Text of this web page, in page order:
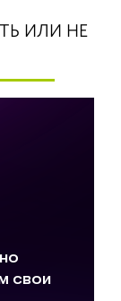
ИЛИ НЕ